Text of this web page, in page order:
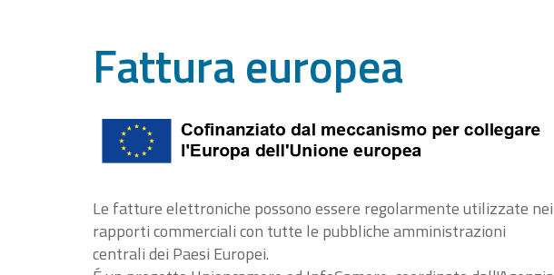
Fattura europea
Le fatture elettroniche possono essere regolarmente utilizzate nei
rapporti commerciali con tutte le pubbliche amministrazioni
centrali dei Paesi Europei.